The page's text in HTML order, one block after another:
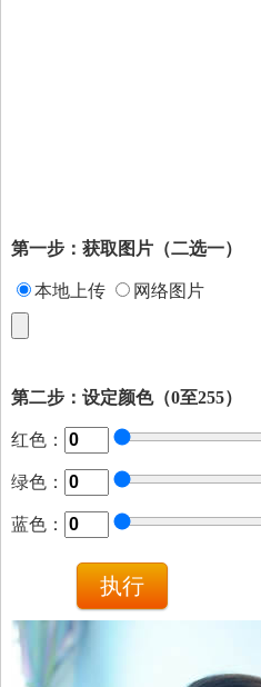
第一步：获取图片（二选一）
本地上传 网络图片
第二步：设定颜色（0至255）
红色：
绿色：
蓝色：
执行